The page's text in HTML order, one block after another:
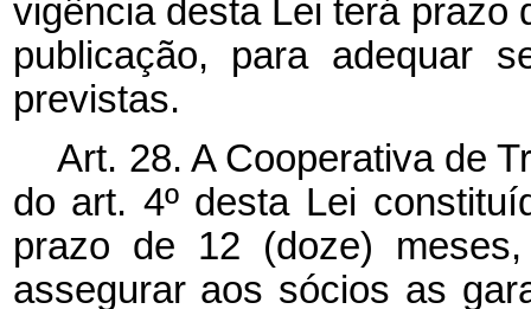
vigência desta Lei terá prazo
publicação, para adequar
previstas.
Art. 28. A Cooperativa de
do art. 4º desta Lei
prazo de 12 (doze)
assegurar aos sócios as